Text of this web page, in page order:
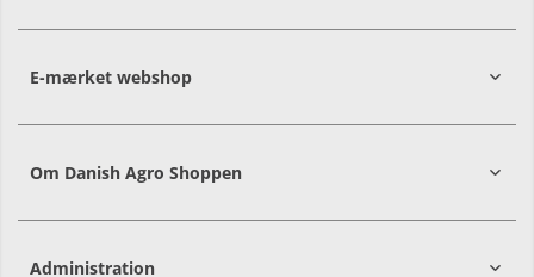
E-mærket webshop
Om Danish Agro Shoppen
Administration